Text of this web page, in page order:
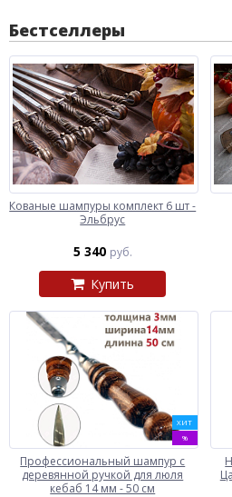
Бестселлеры
Кованые шампуры комплект 6 шт -
Эльбрус
5 340 руб.
Купить
ХИТ
%
Профессиональный шампур с
деревянной ручкой для люля
кебаб 14 мм - 50 см